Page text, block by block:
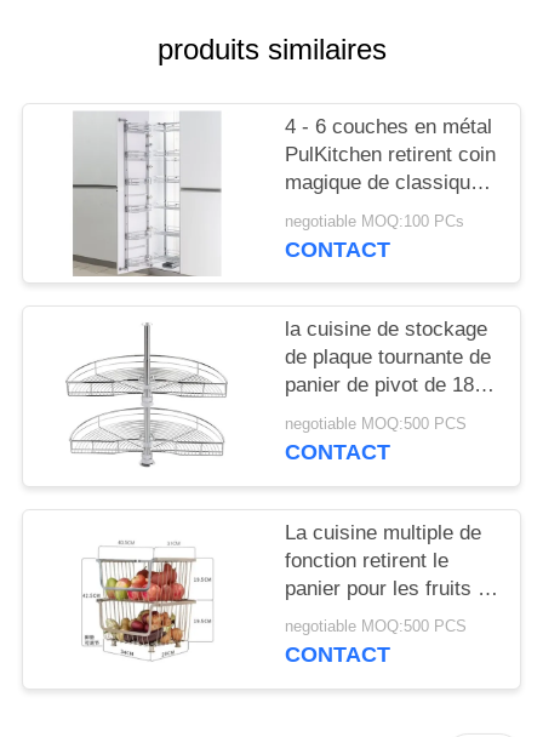
SITE
PRIVACY
POLICY
produits similaires
4 - 6 couches en métal
PulKitchen retirent coin
magique de classique
de panier/support le
grand
negotiable MOQ:100 PCs
CONTACT
la cuisine de stockage
de plaque tournante de
panier de pivot de 180
degrés retirent le
panier pour la cuisine
negotiable MOQ:500 PCS
CONTACT
La cuisine multiple de
fonction retirent le
panier pour les fruits et
légumes 195mm par
couche
negotiable MOQ:500 PCS
CONTACT